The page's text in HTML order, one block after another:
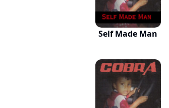
Self Made Man